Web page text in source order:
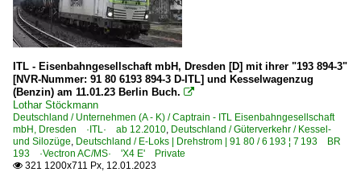
ITL - Eisenbahngesellschaft mbH, Dresden [D] mit ihrer "193 894-3"
[NVR-Nummer: 91 80 6193 894-3 D-ITL] und Kesselwagenzug
(Benzin) am 11.01.23 Berlin Buch. 
Lothar Stöckmann
Deutschland / Unternehmen (A - K) / Captrain - ITL Eisenbahngesellschaft
mbH, Dresden ·ITL· ab 12.2010, Deutschland / Güterverkehr / Kessel-
und Silozüge, Deutschland / E-Loks | Drehstrom | 91 80 / 6 193 ¦ 7 193 BR
193 ·Vectron AC/MS· 'X4 E' Private
 321 1200x711 Px, 12.01.2023